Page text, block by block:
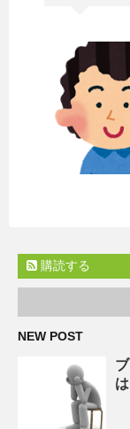
購読する
NEW POST